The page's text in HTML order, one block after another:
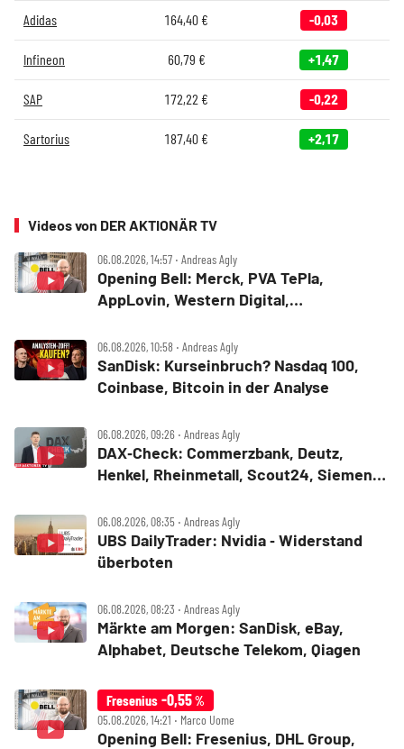
Adidas 164,40 € -0,03
Infineon 60,79 € +1,47
SAP 172,22 € -0,22
Sartorius 187,40 € +2,17
Videos von DER AKTIONÄR TV
06.08.2026, 14:57 ‧ Andreas Agly
Opening Bell: Merck, PVA TePla,
AppLovin, Western Digital,
06.08.2026, 10:58 ‧ Andreas Agly
SanDisk: Kurseinbruch? Nasdaq 100,
Coinbase, Bitcoin in der Analyse
06.08.2026, 09:26 ‧ Andreas Agly
DAX‑Check: Commerzbank, Deutz,
Henkel, Rheinmetall, Scout24, Siemens,
06.08.2026, 08:35 ‧ Andreas Agly
UBS DailyTrader: Nvidia ‑ Widerstand
überboten
06.08.2026, 08:23 ‧ Andreas Agly
Märkte am Morgen: SanDisk, eBay,
Alphabet, Deutsche Telekom, Qiagen
Fresenius -0,55%
05.08.2026, 14:21 ‧ Marco Uome
Opening Bell: Fresenius, DHL Group,